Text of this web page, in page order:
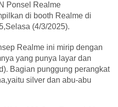
Ponsel Realme
di booth Realme di
(4/3/2025).
Realme ini mirip dengan
yang punya layar dan
Bagian punggung perangkat
silver dan abu-abu